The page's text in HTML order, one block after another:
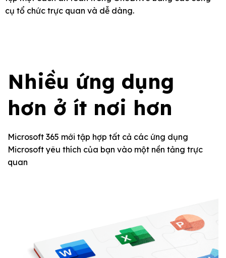
cụ tổ chức trực quan và dễ dàng.
Nhiều ứng dụng
hơn ở ít nơi hơn
Microsoft 365 mới tập hợp tất cả các ứng dụng
Microsoft yêu thích của bạn vào một nền tảng trực
quan